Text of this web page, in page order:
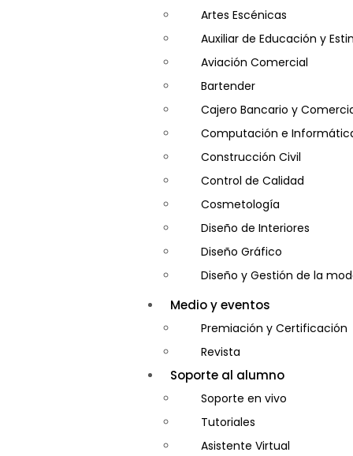
Artes Escénicas
Auxiliar de Educación y
Aviación Comercial
Bartender
Cajero Bancario y
Computación e
Construcción Civil
Control de Calidad
Cosmetología
Diseño de Interiores
Diseño Gráfico
Diseño y Gestión de la
Entrenador Personal y
Gastronomía
Gestor de Crédito y
Guía de Turismo
Inglés Americano
Marketing y Publicidad
Medio Ambiente y Seguridad
Medio y eventos
Premiación y Certificación
Revista
Soporte al alumno
Soporte en vivo
Tutoriales
Asistente Virtual